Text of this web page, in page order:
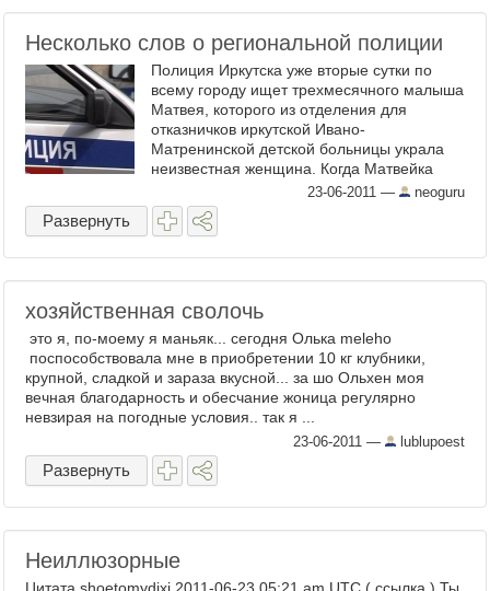
Несколько слов о региональной полиции
Полиция Иркутска уже вторые сутки по
всему городу ищет трехмесячного малыша
Матвея, которого из отделения для
отказничков иркутской Ивано-
Матренинской детской больницы украла
неизвестная женщина. Когда Матвейка
родился на свет, мать – ...23-06-2011 — neoguru
Развернуть
хозяйственная сволочь
это я, по-моему я маньяк... сегодня Олька meleho
поспособствовала мне в приобретении 10 кг клубники,
крупной, сладкой и зараза вкусной... за шо Ольхен моя
вечная благодарность и обесчание жоница регулярно
невзирая на погодные условия.. так я ...
23-06-2011 — lublupoest
Развернуть
Неиллюзорные